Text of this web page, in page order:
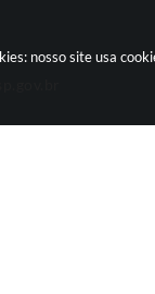
nosso site usa